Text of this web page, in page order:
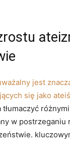
jest
się jako
w postrzeganiu